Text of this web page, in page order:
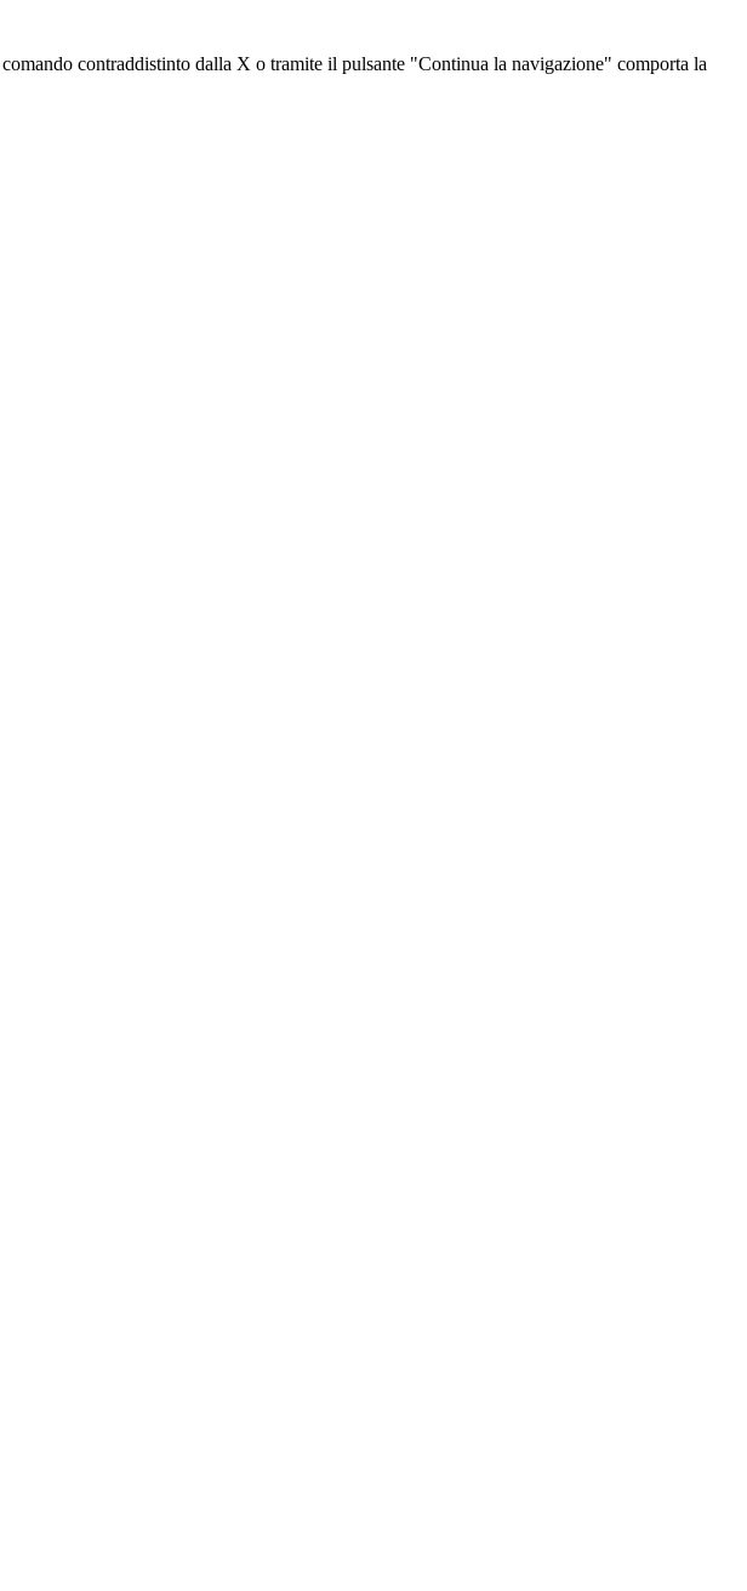
contraddistinto dalla X o tramite il pulsante "Continua la navigazione" comporta la